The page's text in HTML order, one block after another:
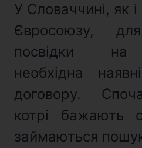
У Словаччині, як
Євросоюзу,
посвідки на
необхідна
договору.
котрі бажають
займаються